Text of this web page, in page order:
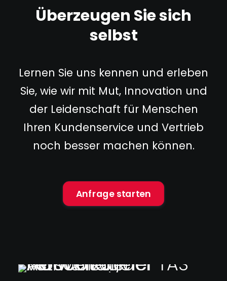
Überzeugen Sie sich
selbst
Lernen Sie uns kennen und erleben
Sie, wie wir mit Mut, Innovation und
der Leidenschaft für Menschen
Ihren Kundenservice und Vertrieb
noch besser machen können.
Anfrage starten